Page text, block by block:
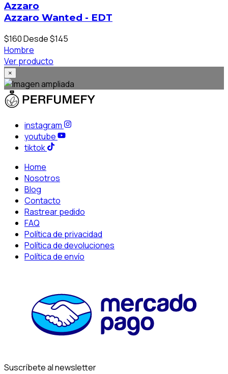
Azzaro
Azzaro Wanted - EDT
$160Desde $145
Hombre
Ver producto
×
instagram
youtube
tiktok
Home
Nosotros
Blog
Contacto
Rastrear pedido
FAQ
Política de privacidad
Política de devoluciones
Política de envío
Suscríbete al newsletter